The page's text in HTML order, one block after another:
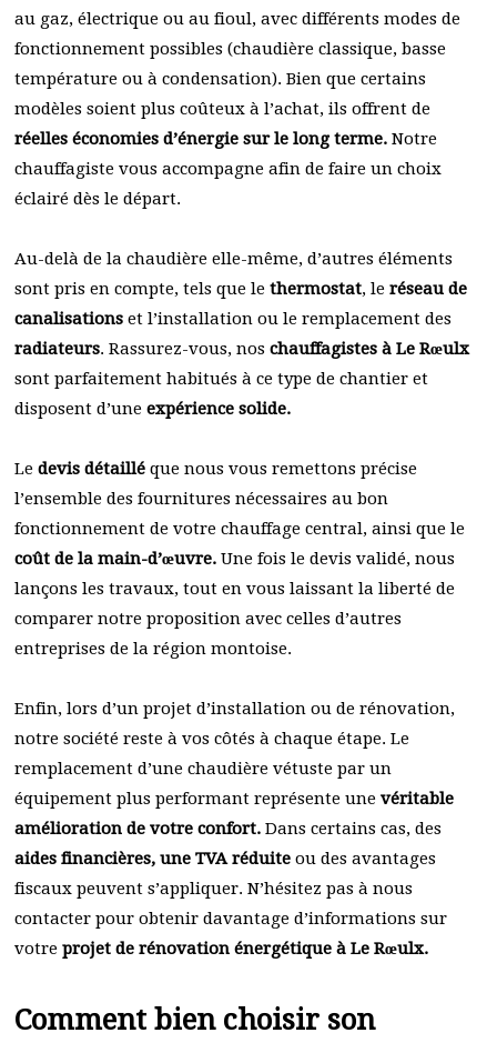
au gaz, électrique ou au fioul, avec différents modes de
fonctionnement possibles (chaudière classique, basse
température ou à condensation). Bien que certains
modèles soient plus coûteux à l’achat, ils offrent de
réelles économies d’énergie sur le long terme. Notre
chauffagiste vous accompagne afin de faire un choix
éclairé dès le départ.
Au-delà de la chaudière elle-même, d’autres éléments
sont pris en compte, tels que le thermostat, le réseau de
canalisations et l’installation ou le remplacement des
radiateurs. Rassurez-vous, nos chauffagistes à Le Rœulx
sont parfaitement habitués à ce type de chantier et
disposent d’une expérience solide.
Le devis détaillé que nous vous remettons précise
l’ensemble des fournitures nécessaires au bon
fonctionnement de votre chauffage central, ainsi que le
coût de la main-d’œuvre. Une fois le devis validé, nous
lançons les travaux, tout en vous laissant la liberté de
comparer notre proposition avec celles d’autres
entreprises de la région montoise.
Enfin, lors d’un projet d’installation ou de rénovation,
notre société reste à vos côtés à chaque étape. Le
remplacement d’une chaudière vétuste par un
équipement plus performant représente une véritable
amélioration de votre confort. Dans certains cas, des
aides financières, une TVA réduite ou des avantages
fiscaux peuvent s’appliquer. N’hésitez pas à nous
contacter pour obtenir davantage d’informations sur
votre projet de rénovation énergétique à Le Rœulx.
Comment bien choisir son